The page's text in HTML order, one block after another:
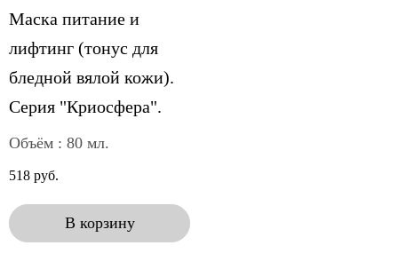
Маска питание и
лифтинг (тонус для
бледной вялой кожи).
Серия "Криосфера".
Объём : 80 мл.
518 руб.
В корзину